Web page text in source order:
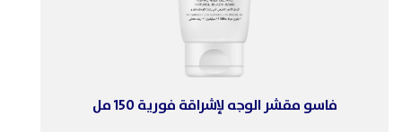
فاسو مقشر الوجه لإشراقة فورية 150 مل